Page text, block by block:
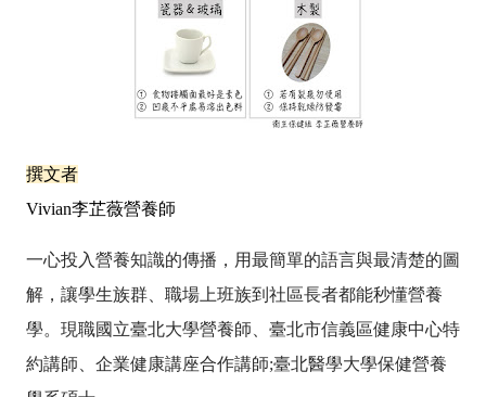
撰文者
Vivian李芷薇營養師
一心投入營養知識的傳播，用最簡單的語言與最清楚的圖
解，讓學生族群、職場上班族到社區長者都能秒懂營養
學。現職國立臺北大學營養師、臺北市信義區健康中心特
約講師、企業健康講座合作講師;臺北醫學大學保健營養